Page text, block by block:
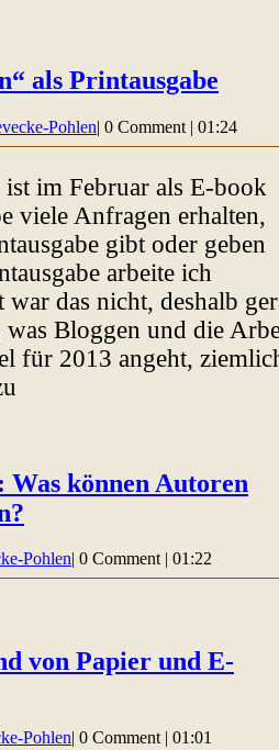
als Printausgabe
als
PohlenMartina
Sevecke-
| 0 Comment | 01:24
ist im Februar als E-book
viele Anfragen erhalten,
gibt oder geben
arbeite ich
war das nicht, deshalb
Bloggen und die
für 2013 angeht,
können Autoren
können
Lesen
PohlenMartina
Sevecke-
| 0 Comment | 01:22
von Papier und E-
PohlenMartina
| 0 Comment | 01:01